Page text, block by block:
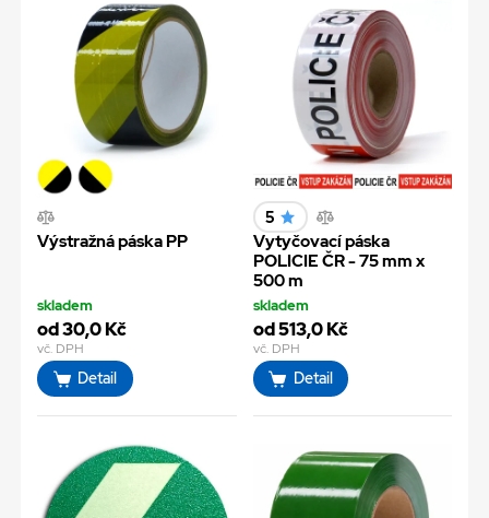
Výstražná páska PP
skladem
od 30,0 Kč
vč. DPH
Detail
5
Vytyčovací páska
POLICIE ČR - 75 mm x
500 m
skladem
od 513,0 Kč
vč. DPH
Detail